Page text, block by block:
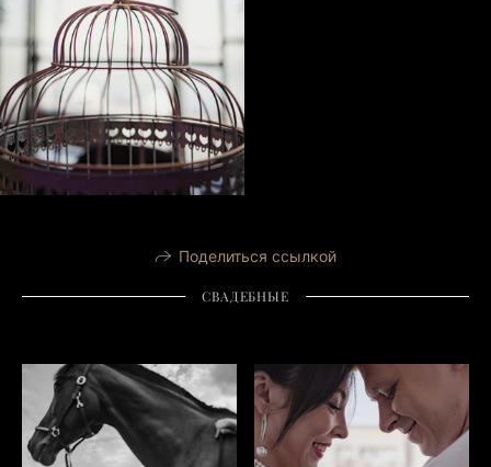
Поделиться ссылкой
СВАДЕБНЫЕ